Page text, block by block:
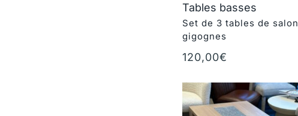
Tables basses
Set de 3 tables de salon
gigognes
120,00€